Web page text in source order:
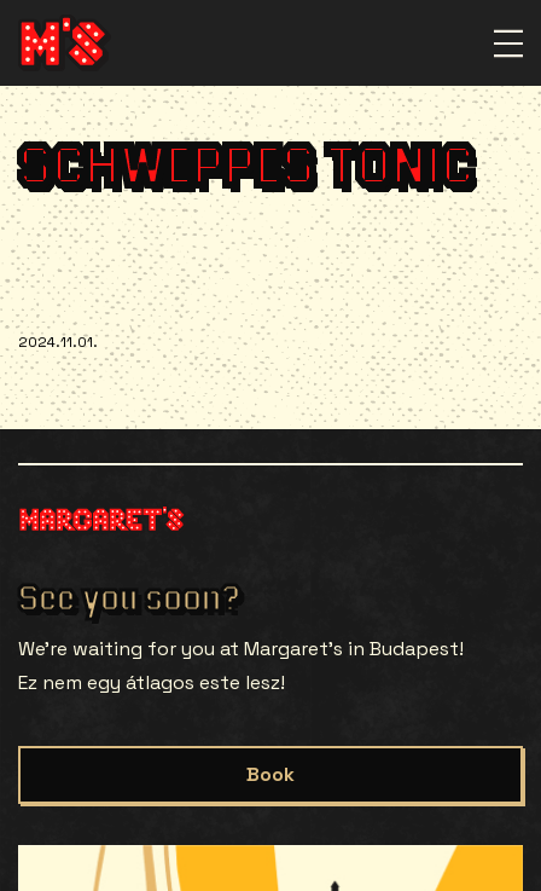
SCHWEPPES TONIC
2024.11.01.
See you soon?
We’re waiting for you at Margaret’s in Budapest!
Ez nem egy átlagos este lesz!
Book